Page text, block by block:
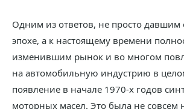
Одним из ответов, не просто давшим
эпохе, а к настоящему времени
изменившим рынок и во многом
на автомобильную индустрию в
появление в начале 1970-х годов
моторных масел. Это была не совсем